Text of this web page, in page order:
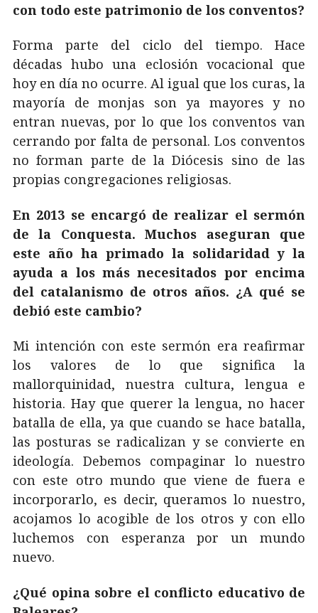
con todo este patrimonio de los conventos?
Forma parte del ciclo del tiempo. Hace
décadas hubo una eclosión vocacional que
hoy en día no ocurre. Al igual que los curas, la
mayoría de monjas son ya mayores y no
entran nuevas, por lo que los conventos van
cerrando por falta de personal. Los conventos
no forman parte de la Diócesis sino de las
propias congregaciones religiosas.
En 2013 se encargó de realizar el sermón
de la Conquesta. Muchos aseguran que
este año ha primado la solidaridad y la
ayuda a los más necesitados por encima
del catalanismo de otros años. ¿A qué se
debió este cambio?
Mi intención con este sermón era reafirmar
los valores de lo que significa la
mallorquinidad, nuestra cultura, lengua e
historia. Hay que querer la lengua, no hacer
batalla de ella, ya que cuando se hace batalla,
las posturas se radicalizan y se convierte en
ideología. Debemos compaginar lo nuestro
con este otro mundo que viene de fuera e
incorporarlo, es decir, queramos lo nuestro,
acojamos lo acogible de los otros y con ello
luchemos con esperanza por un mundo
nuevo.
¿Qué opina sobre el conflicto educativo de